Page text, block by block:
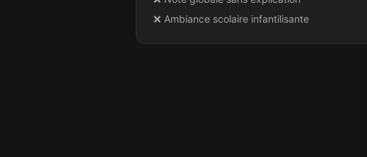
❌ Ambiance scolaire infantilisante